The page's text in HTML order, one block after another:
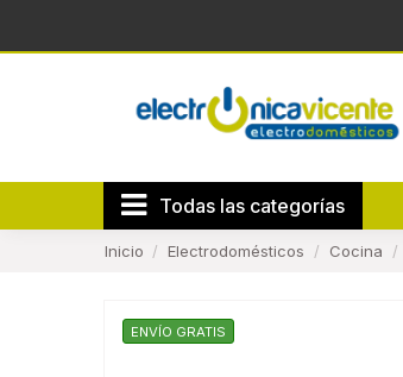
Todas las categorías
Inicio Electrodomésticos Cocina
ENVÍO GRATIS